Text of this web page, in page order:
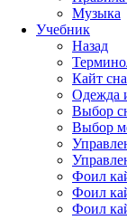
Музыка
Учебник
Назад
Кайт
Одежда
Выбор
Выбор
Фоил
Фоил
Фоил